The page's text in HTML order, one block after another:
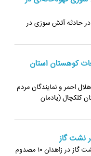
کشور از مصدومیت ۱۵ نفر در حادثه آتش سوزی در
کوهستان استان
احمر و نمایندگان مردم
کلکچال (یادمان‌
سخنگوی اورژانس کشور گفت: انفجار بر اثر نشت گاز در زاهدان ۱۰ مصدوم